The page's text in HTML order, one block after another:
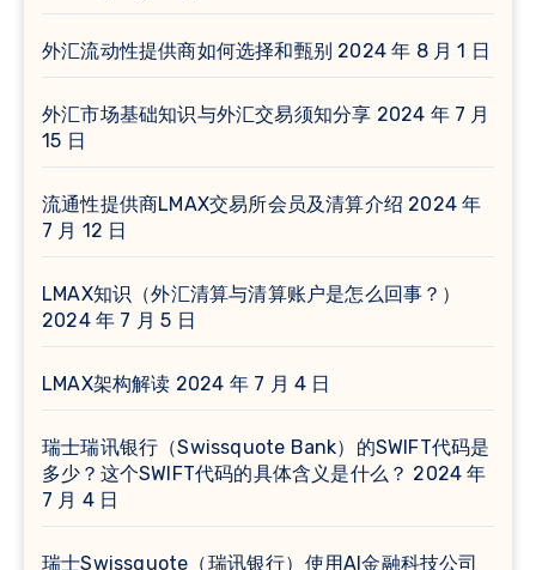
外汇流动性提供商如何选择和甄别 2024 年 8 月 1 日
外汇市场基础知识与外汇交易须知分享 2024 年 7 月
15 日
流通性提供商LMAX交易所会员及清算介绍 2024 年
7 月 12 日
LMAX知识（外汇清算与清算账户是怎么回事？）
2024 年 7 月 5 日
LMAX架构解读 2024 年 7 月 4 日
瑞士瑞讯银行（Swissquote Bank）的SWIFT代码是
多少？这个SWIFT代码的具体含义是什么？ 2024 年
7 月 4 日
瑞士Swissquote（瑞讯银行）使用AI金融科技公司